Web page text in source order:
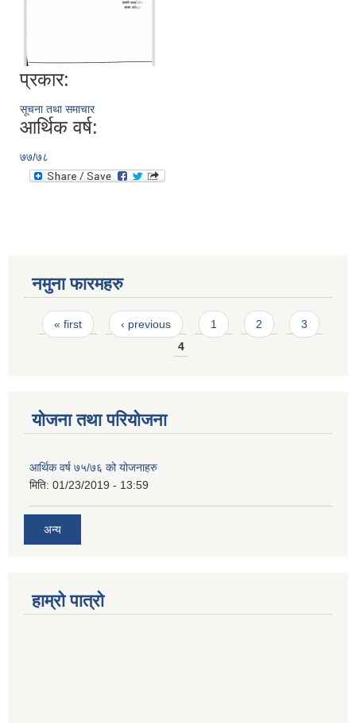
प्रकार:
सूचना तथा समाचार
आर्थिक वर्ष:
७७/७८
नमुना फारमहरु
Pages
« first ‹ previous 1 2
3
4
योजना तथा परियोजना
आर्थिक वर्ष ७५/७६ को योजनाहरु
मिति: 01/23/2019 - 13:59
अन्य
हाम्रो पात्रो